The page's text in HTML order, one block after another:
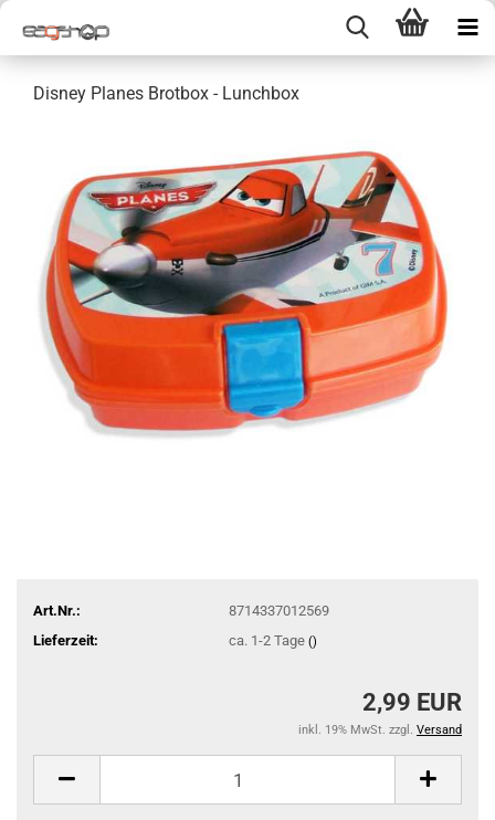
Disney Planes Brotbox - Lunchbox
Art.Nr.:
8714337012569
Lieferzeit:
ca. 1-2 Tage ()
2,99 EUR
inkl. 19% MwSt. zzgl. Versand